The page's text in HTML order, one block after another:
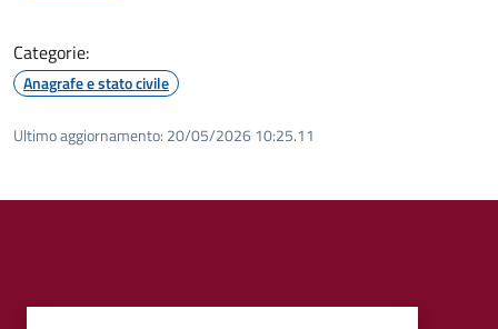
Categorie:
Anagrafe e stato civile
Ultimo aggiornamento: 20/05/2026 10:25.11